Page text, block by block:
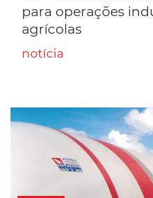
para operações
agrícolas
notícia